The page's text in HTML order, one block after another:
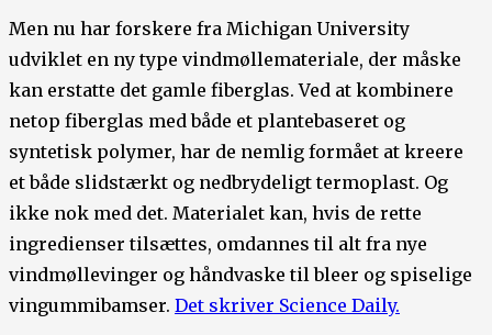
Men nu har forskere fra Michigan University
udviklet en ny type vindmøllemateriale, der måske
kan erstatte det gamle fiberglas. Ved at kombinere
netop fiberglas med både et plantebaseret og
syntetisk polymer, har de nemlig formået at kreere
et både slidstærkt og nedbrydeligt termoplast. Og
ikke nok med det. Materialet kan, hvis de rette
ingredienser tilsættes, omdannes til alt fra nye
vindmøllevinger og håndvaske til bleer og spiselige
vingummibamser. Det skriver Science Daily.